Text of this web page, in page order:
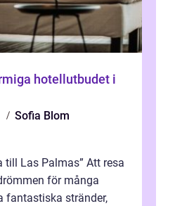
hotellutbudet i
Sofia Blom
till Las Palmas” Att resa
för många
fantastiska stränder,